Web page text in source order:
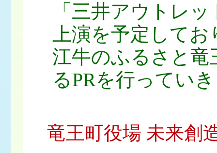
「三井アウトレ
上演を予定してお
江牛のふるさと
るPRを行ってい
竜王町役場 未来創